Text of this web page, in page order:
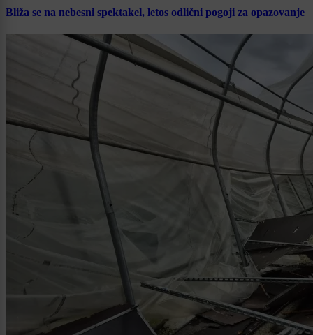
Bliža se na nebesni spektakel, letos odlični pogoji za opazovanje